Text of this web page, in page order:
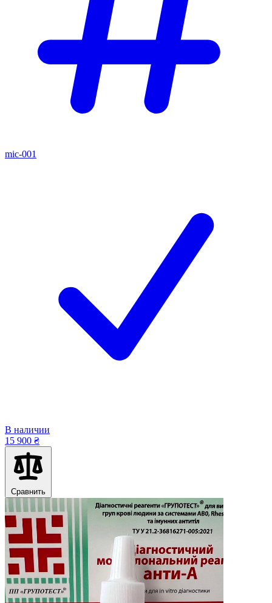
mic-001
В наличии
15 900 ₴
Сравнить